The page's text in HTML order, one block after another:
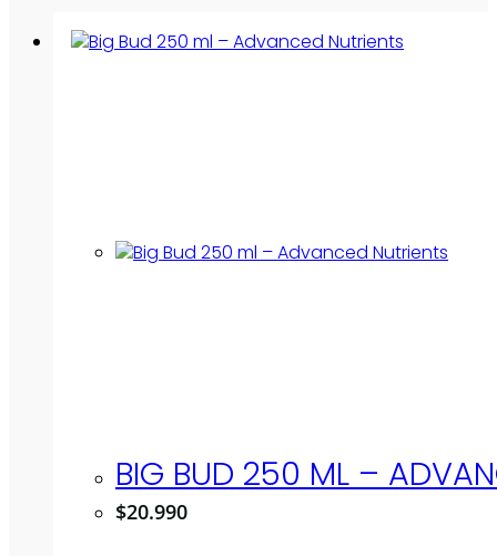
BIG BUD 250 ML –
$20.990